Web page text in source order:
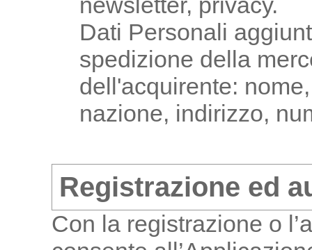
Dati Personali
spedizione della
dell'acquirente:
nazione, indirizzo,
Registrazione ed
Con la registrazione o